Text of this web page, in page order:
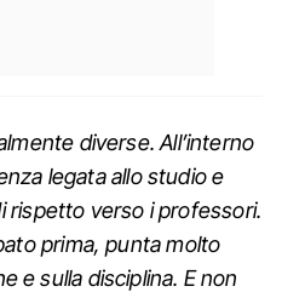
diverse. All’interno
legata allo studio e
rispetto verso i professori.
prima, punta molto
e sulla disciplina. E non